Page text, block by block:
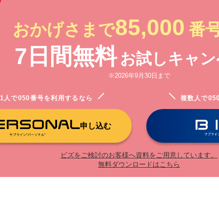
おかげさまで85,000 番
7日間無料 お試しキャ
※2026年9月30日まで
1人で050番号を利用するなら
申し込む
複数人で
ビズをご検討のお客様へ資料をご用意しています。
無料ダウンロードはこちら